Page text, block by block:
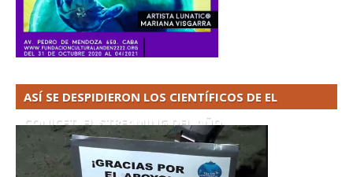
ASÍ SE DESPIDIERON LOS CIENTÍFICOS DE EL
CONICET. EL STREAMING DEL AÑO